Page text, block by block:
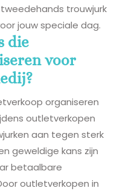
trouwjurk
jouw speciale dag.
die
voor
organiseren
outletverkopen
aan tegen sterk
geweldige kans zijn
betaalbare
outletverkopen in